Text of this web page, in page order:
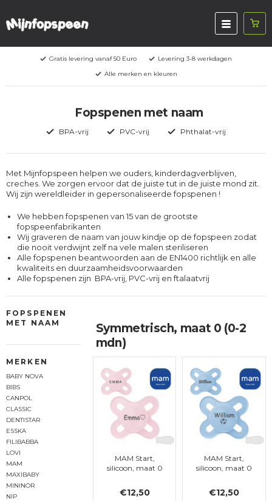
Gratis levering vanaf 50 Euro
Levering 3-8 werkdagen
Alle merken en kleuren
Fopspenen met naam
BPA-vrij PVC-vrij Phthalat-vrij
Met Mijnfopspeen helpen we ouders, kinderdagverblijven,
creches. We zorgen ervoor dat de juiste tut in de juiste mond zit.
Wij zijn wereldleider in gepersonaliseerde fopspenen !
We hebben fopspenen van 15 van de grootste
fopspeenfabrikanten
Wij graveren de naam van jouw kindje op de fopspeen zodat
die nooit verdwijnt zelf na vele malen steriliseren
Alle fopspenen beantwoorden aan de EN1400 richtlijk en alle
kwaliteits en duurzaamheidsvoorwaarden
Alle fopspenen zijn BPA-vrij, PVC-vrij en ftalaatvrij
FOPSPENEN
MET NAAM
MERKEN
BABY NOVA
BIBS
CANPOL
CLASSIC
DENTISTAR
ESSKA
FILIBABBA
LOVI
MAM
MAXIBABY
MININOR
NIP
Symmetrisch, maat 0 (0-2
mdn)
MAM Start,
silicoon, maat 0
€12,50
MAM Start,
silicoon, maat 0
€12,50